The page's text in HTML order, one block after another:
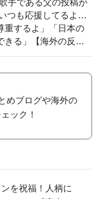
つも応援してるよ…
するよ」「日本の
きる」【海外の反
めブログや海外の
ック！
を祝福！人柄に